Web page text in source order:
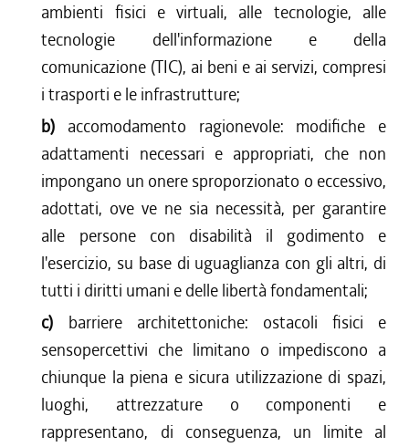
ambienti fisici e virtuali, alle tecnologie, alle
tecnologie dell'informazione e della
comunicazione (TIC), ai beni e ai servizi, compresi
i trasporti e le infrastrutture;
b) accomodamento ragionevole: modifiche e
adattamenti necessari e appropriati, che non
impongano un onere sproporzionato o eccessivo,
adottati, ove ve ne sia necessità, per garantire
alle persone con disabilità il godimento e
l'esercizio, su base di uguaglianza con gli altri, di
tutti i diritti umani e delle libertà fondamentali;
c) barriere architettoniche: ostacoli fisici e
sensopercettivi che limitano o impediscono a
chiunque la piena e sicura utilizzazione di spazi,
luoghi, attrezzature o componenti e
rappresentano, di conseguenza, un limite al